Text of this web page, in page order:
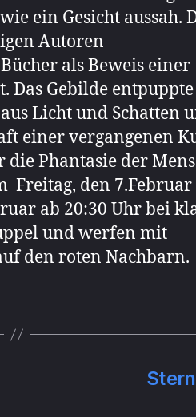
ein Gesicht aussah.
Autoren
als Beweis einer
Gebilde
Licht und Schatten
einer vergangenen
Phantasie der
Freitag, den
ab 20:30 Uhr bei
und werfen mit
den roten Nachbarn.